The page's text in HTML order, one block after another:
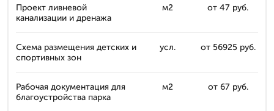
Проект ливневой
канализации и дренажа
м2 от 47 руб.
Схема размещения детских и
спортивных зон
усл. от 56925 руб.
Рабочая документация для
благоустройства парка
м2 от 67 руб.